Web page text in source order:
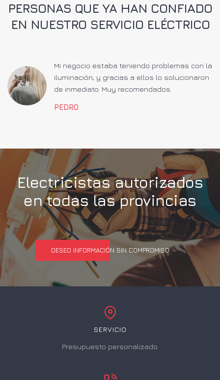
PERSONAS QUE YA HAN CONFIADO
EN NUESTRO SERVICIO ELÉCTRICO
Mi negocio estaba teniendo problemas con la
iluminación, y gracias a ellos lo solucionaron
de inmediato. Muy recomendados.
PEDRO
Electricistas autorizados
en todas las provincias
DESEO INFORMACIÓN SIN COMPROMISO
SERVICIO
Presupuesto personalizado